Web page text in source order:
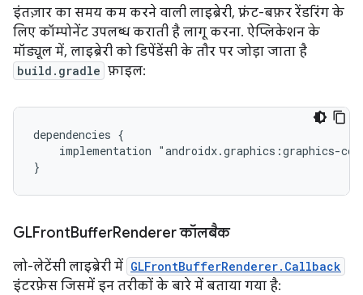
इंतज़ार का समय कम करने वाली लाइब्रेरी, फ़्रंट-बफ़र रेंडरिंग के
लिए कॉम्पोनेंट उपलब्ध कराती है लागू करना. ऐप्लिकेशन के
मॉड्यूल में, लाइब्रेरी को डिपेंडेंसी के तौर पर जोड़ा जाता है
build.gradle फ़ाइल:
dependencies {
implementation "androidx.graphics:graphics-
GLFrontBufferRenderer कॉलबैक
लो-लेटेंसी लाइब्रेरी में GLFrontBufferRenderer.Callback
इंटरफ़ेस जिसमें इन तरीकों के बारे में बताया गया है: